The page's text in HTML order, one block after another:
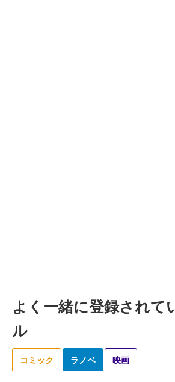
よく一緒に登録されて
ル
コミック ラノベ 映画